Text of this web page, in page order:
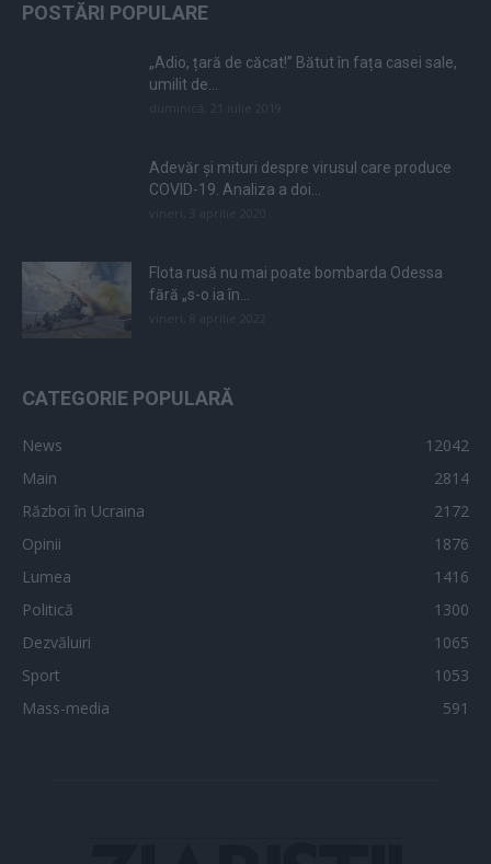
POSTĂRI POPULARE
„Adio, țară de căcat!” Bătut în fața casei sale,
umilit de...
Adevăr și mituri despre virusul care produce
COVID-19. Analiza a doi...
Flota rusă nu mai poate bombarda Odessa
fără „s-o ia în...
CATEGORIE POPULARĂ
News
12042
Main
2814
Război în Ucraina
2172
Opinii
1876
Lumea
1416
Politică
1300
Dezvăluiri
1065
Sport
1053
Mass-media
591